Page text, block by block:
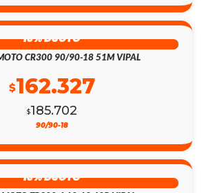
13% DSCTO
CR300 90/90-18 51M VIPAL
$185.702
$162.327
90/90-18
13% DSCTO